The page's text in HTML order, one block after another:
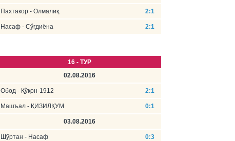
Пахтакор - Олмалиқ 2:1
Насаф - Сўғдиёна 2:1
16 - ТУР
02.08.2016
Обод - Қўқон-1912 2:1
Машъал - ҚИЗИЛҚУМ 0:1
03.08.2016
Шўртан - Насаф 0:3